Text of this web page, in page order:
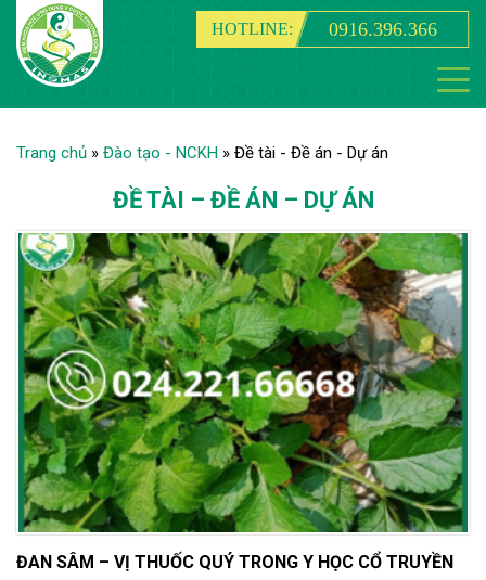
HOTLINE: 0916.396.366
Trang chủ » Đào tạo - NCKH » Đề tài - Đề án - Dự án
ĐỀ TÀI – ĐỀ ÁN – DỰ ÁN
ĐAN SÂM – VỊ THUỐC QUÝ TRONG Y HỌC CỔ TRUYỀN